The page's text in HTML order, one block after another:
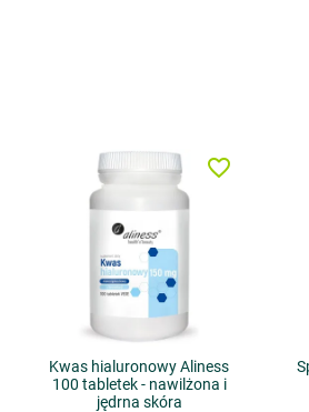
Kwas hialuronowy Aliness
100 tabletek - nawilżona i
jędrna skóra
favorite_border